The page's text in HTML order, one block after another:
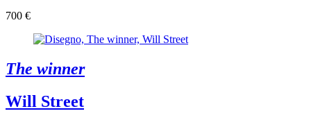
700 €
The winner
Will Street